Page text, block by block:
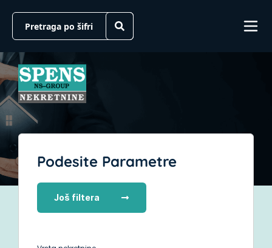
Podesite Parametre
Još filtera